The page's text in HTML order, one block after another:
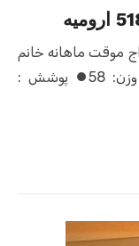
ارومیه ازدواج موقت ماهانه خانم
518 ارومیه ⏺ سن: 28⏺ قد : 168⏺ وزن: 58⏺ پوشش :